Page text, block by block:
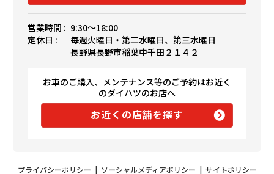
営業時間 : 9:30〜18:00
定休日 :
毎週火曜日・第二水曜日、第三水曜日
長野県長野市稲葉中千田２１４２
お車のご購入、メンテナンス等のご予約はお近く
のダイハツのお店へ
お近くの店舗を探す
プライバシーポリシー | ソーシャルメディアポリシー | サイトポリシー